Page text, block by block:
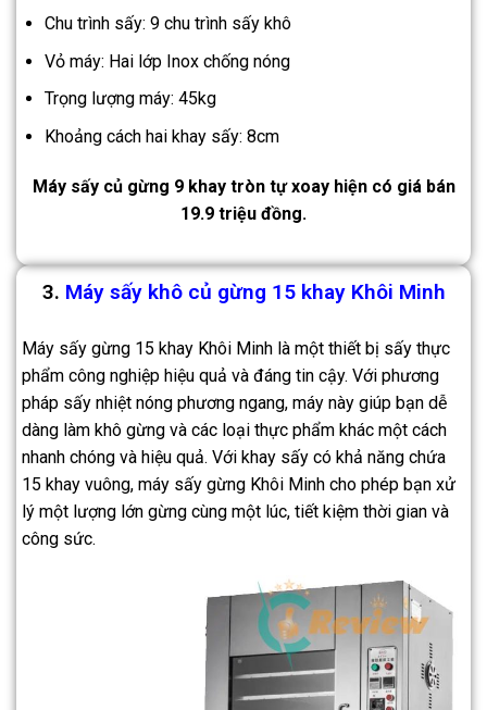
Chu trình sấy: 9 chu trình sấy khô
Vỏ máy: Hai lớp Inox chống nóng
Trọng lượng máy: 45kg
Khoảng cách hai khay sấy: 8cm
Máy sấy củ gừng 9 khay tròn tự xoay hiện có giá bán
19.9 triệu đồng.
3. Máy sấy khô củ gừng 15 khay Khôi Minh
Máy sấy gừng 15 khay Khôi Minh là một thiết bị sấy thực
phẩm công nghiệp hiệu quả và đáng tin cậy. Với phương
pháp sấy nhiệt nóng phương ngang, máy này giúp bạn dễ
dàng làm khô gừng và các loại thực phẩm khác một cách
nhanh chóng và hiệu quả. Với khay sấy có khả năng chứa
15 khay vuông, máy sấy gừng Khôi Minh cho phép bạn xử
lý một lượng lớn gừng cùng một lúc, tiết kiệm thời gian và
công sức.